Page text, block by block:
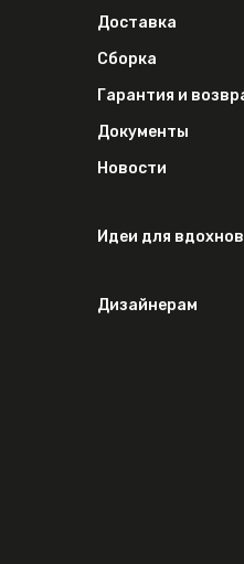
Доставка
Сборка
Гарантия и
Документы
Новости
Идеи для
Дизайнерам